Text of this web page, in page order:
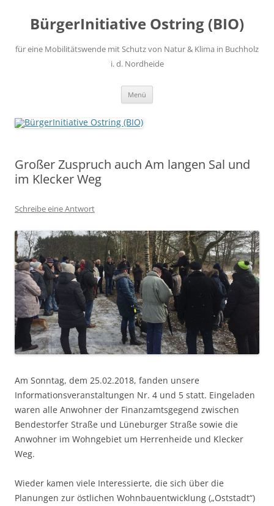
springen
BürgerInitiative Ostring (BIO)
für eine Mobilitätswende mit Schutz von Natur & Klima in Buchholz
i. d. Nordheide
Menü
Großer Zuspruch auch Am langen Sal und
im Klecker Weg
Schreibe eine Antwort
Am Sonntag, dem 25.02.2018, fanden unsere
Informationsveranstaltungen Nr. 4 und 5 statt. Eingeladen
waren alle Anwohner der Finanzamtsgegend zwischen
Bendestorfer Straße und Lüneburger Straße sowie die
Anwohner im Wohngebiet um Herrenheide und Klecker
Weg.
Wieder kamen viele Interessierte, die sich über die
Planungen zur östlichen Wohnbauentwicklung („Oststadt“)